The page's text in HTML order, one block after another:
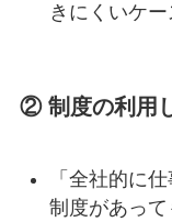
きにくいケー
② 制度の利用
「全社的に
制度があっ